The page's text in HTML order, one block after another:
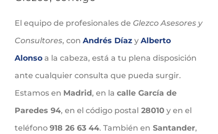
El equipo de profesionales de Glezco Asesores y
Consultores, con Andrés Díaz y Alberto
Alonso a la cabeza, está a tu plena disposición
ante cualquier consulta que pueda surgir.
Estamos en Madrid, en la calle García de
Paredes 94, en el código postal 28010 y en el
teléfono 918 26 63 44. También en Santander,